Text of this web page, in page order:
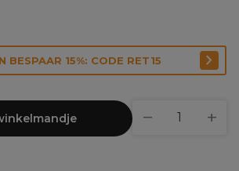
BESPAAR 15%: CODE RET15